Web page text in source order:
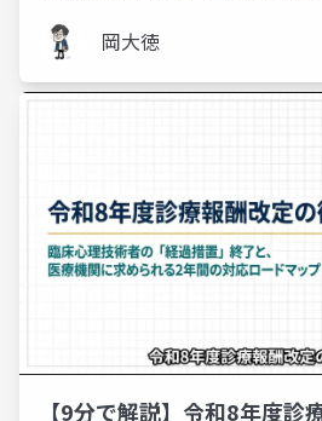
岡大徳
【9分で解説】令和8年度診